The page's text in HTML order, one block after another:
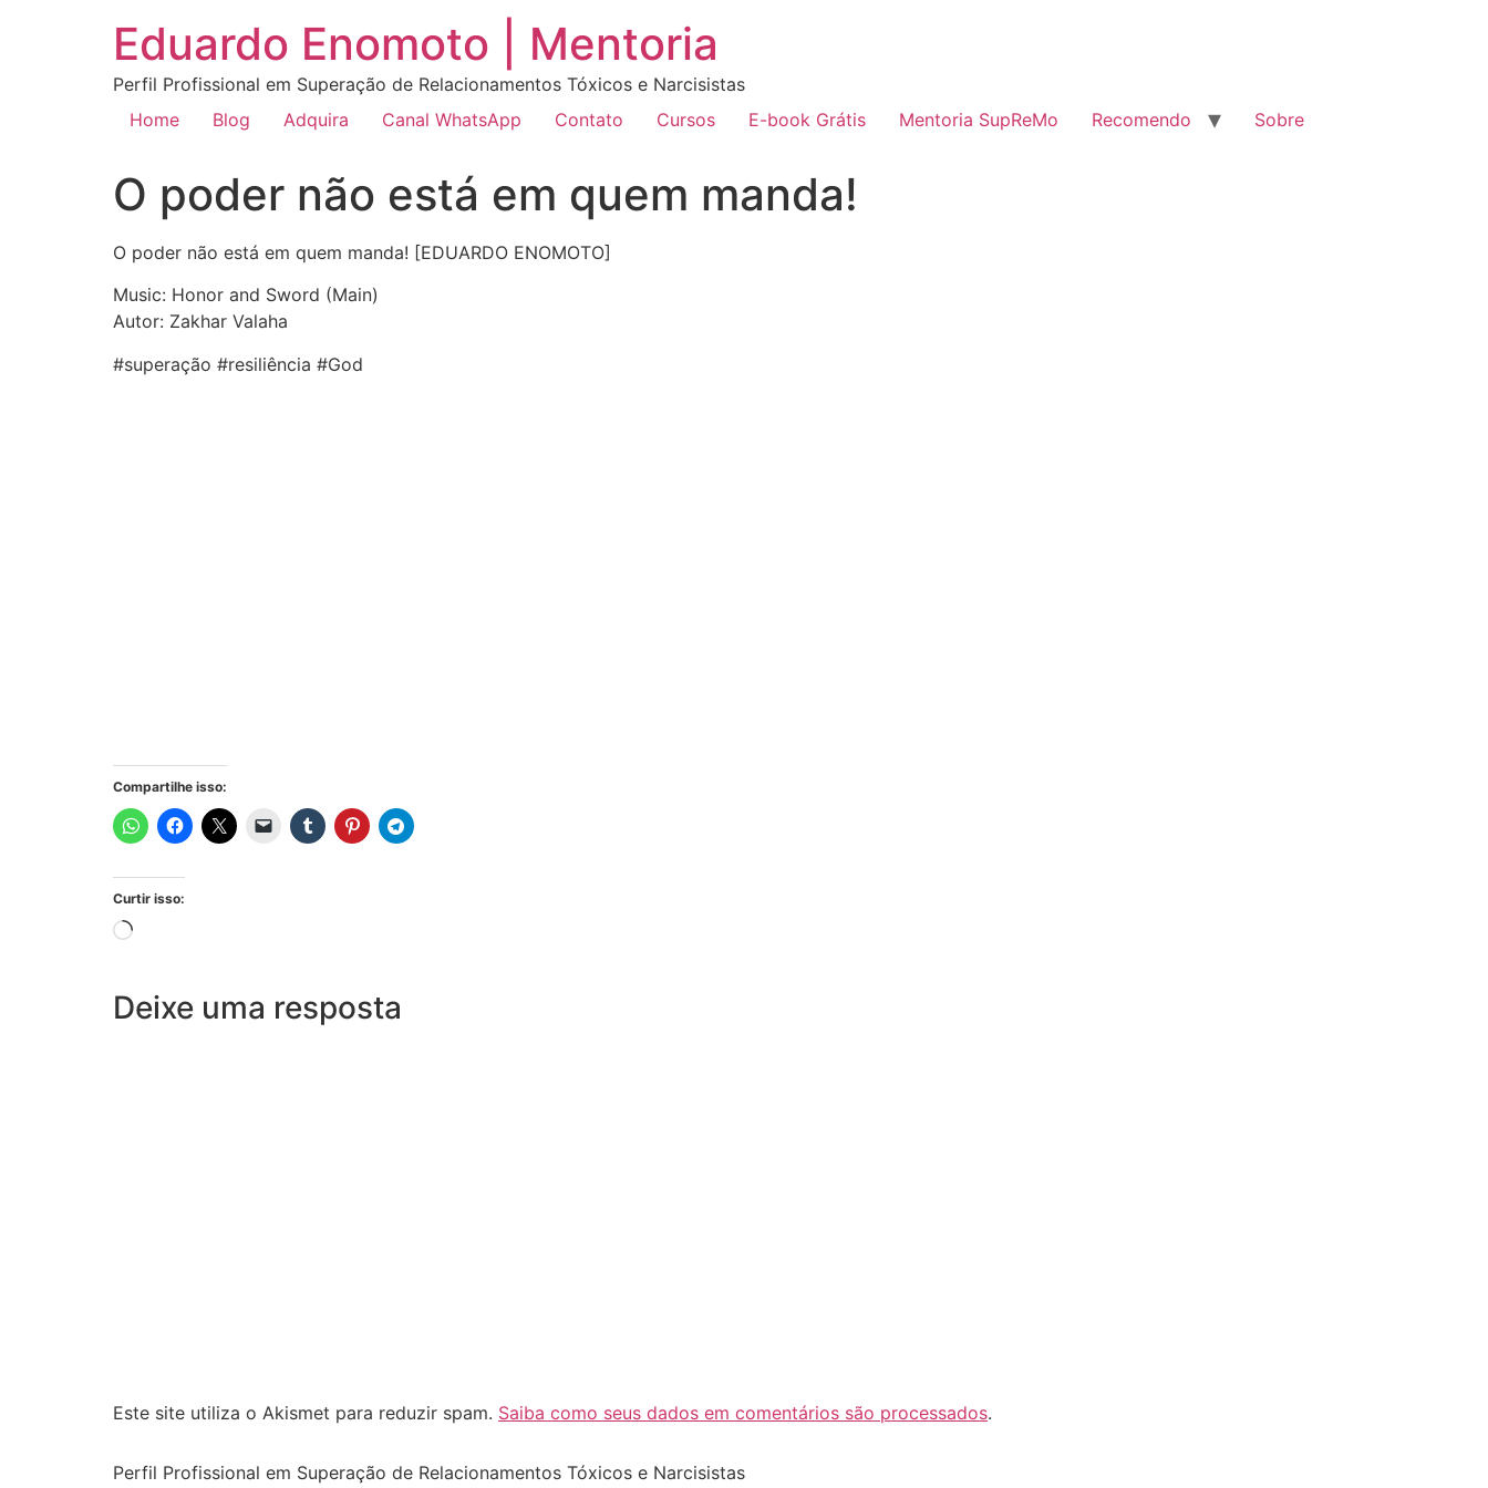
Eduardo Enomoto | Mentoria
Perfil Profissional em Superação de Relacionamentos Tóxicos e Narcisistas
Home
Blog Adquira Canal WhatsApp Contato Cursos E-book Grátis Mentoria SupReMo Recomendo Sobre
O poder não está em quem manda!
O poder não está em quem manda! [EDUARDO ENOMOTO]
Music: Honor and Sword (Main)
Autor: Zakhar Valaha
#superação #resiliência #God
Compartilhe isso:
Curtir isso:
Deixe uma resposta
Este site utiliza o Akismet para reduzir spam. Saiba como seus dados em comentários são processados.
Perfil Profissional em Superação de Relacionamentos Tóxicos e Narcisistas